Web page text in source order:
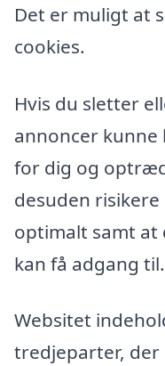
Det er muligt at
cookies.
Hvis du sletter
annoncer
for dig og
desuden
optimalt samt at
kan få adgang til.
Websitet
tredjeparter, der